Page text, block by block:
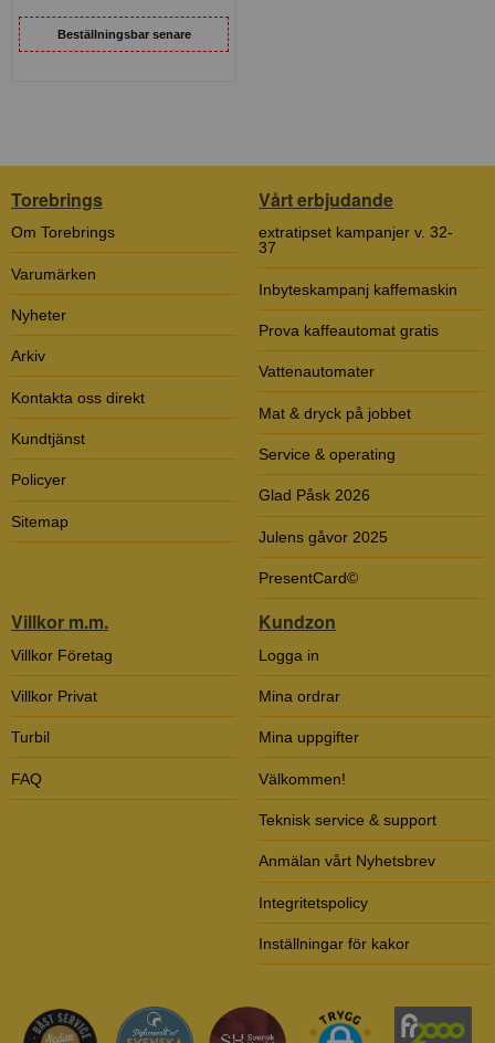
Beställningsbar senare
Torebrings
Om Torebrings
Varumärken
Nyheter
Arkiv
Kontakta oss direkt
Kundtjänst
Policyer
Sitemap
Vårt erbjudande
extratipset kampanjer v. 32-
37
Inbyteskampanj kaffemaskin
Prova kaffeautomat gratis
Vattenautomater
Mat & dryck på jobbet
Service & operating
Glad Påsk 2026
Julens gåvor 2025
PresentCard©
Villkor m.m.
Villkor Företag
Villkor Privat
Turbil
FAQ
Kundzon
Logga in
Mina ordrar
Mina uppgifter
Välkommen!
Teknisk service & support
Anmälan vårt Nyhetsbrev
Integritetspolicy
Inställningar för kakor